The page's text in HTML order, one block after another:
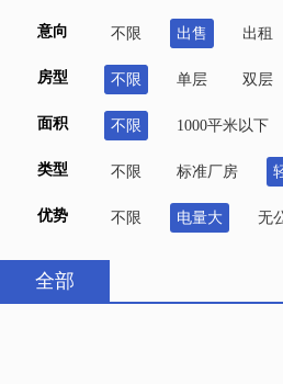
意向 不限 出售 出租
房型 不限 单层 双层
面积 不限 1000平米以下
类型 不限 标准厂房
优势 不限 电量大 无
全部